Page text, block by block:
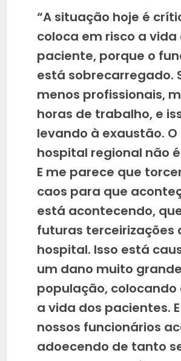
“A situação hoje é
coloca em risco a vida
paciente, porque o
está sobrecarregado.
menos profissionais,
horas de trabalho, e
levando à exaustão. O
hospital regional não
E me parece que
caos para que
está acontecendo,
futuras terceirizações
hospital. Isso está
um dano muito
população, colocando
a vida dos pacientes.
nossos funcionários
adoecendo de tanto